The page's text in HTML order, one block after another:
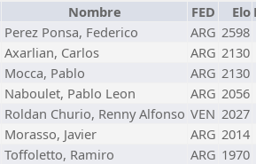
Nombre FED Elo
Perez Ponsa, Federico ARG 2598
Axarlian, Carlos ARG 2130
Mocca, Pablo ARG 2130
Naboulet, Pablo Leon ARG 2056
Roldan Churio, Renny Alfonso VEN 2027
Morasso, Javier ARG 2014
Toffoletto, Ramiro ARG 1970